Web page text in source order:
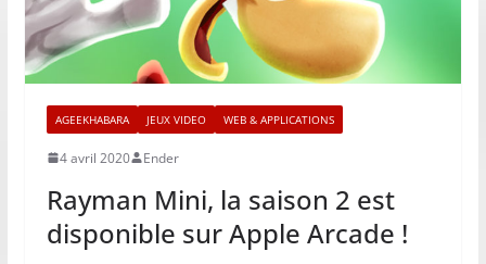
AGEEKHABARA JEUX VIDEO WEB & APPLICATIONS
4 avril 2020 Ender
Rayman Mini, la saison 2 est
disponible sur Apple Arcade !